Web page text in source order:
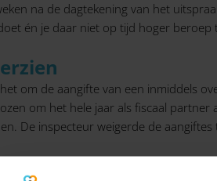
na de dagtekening van het
én je daar niet op tijd hoger beroep
om de aangifte van een inmiddels
om het hele jaar als fiscaal
De inspecteur weigerde de